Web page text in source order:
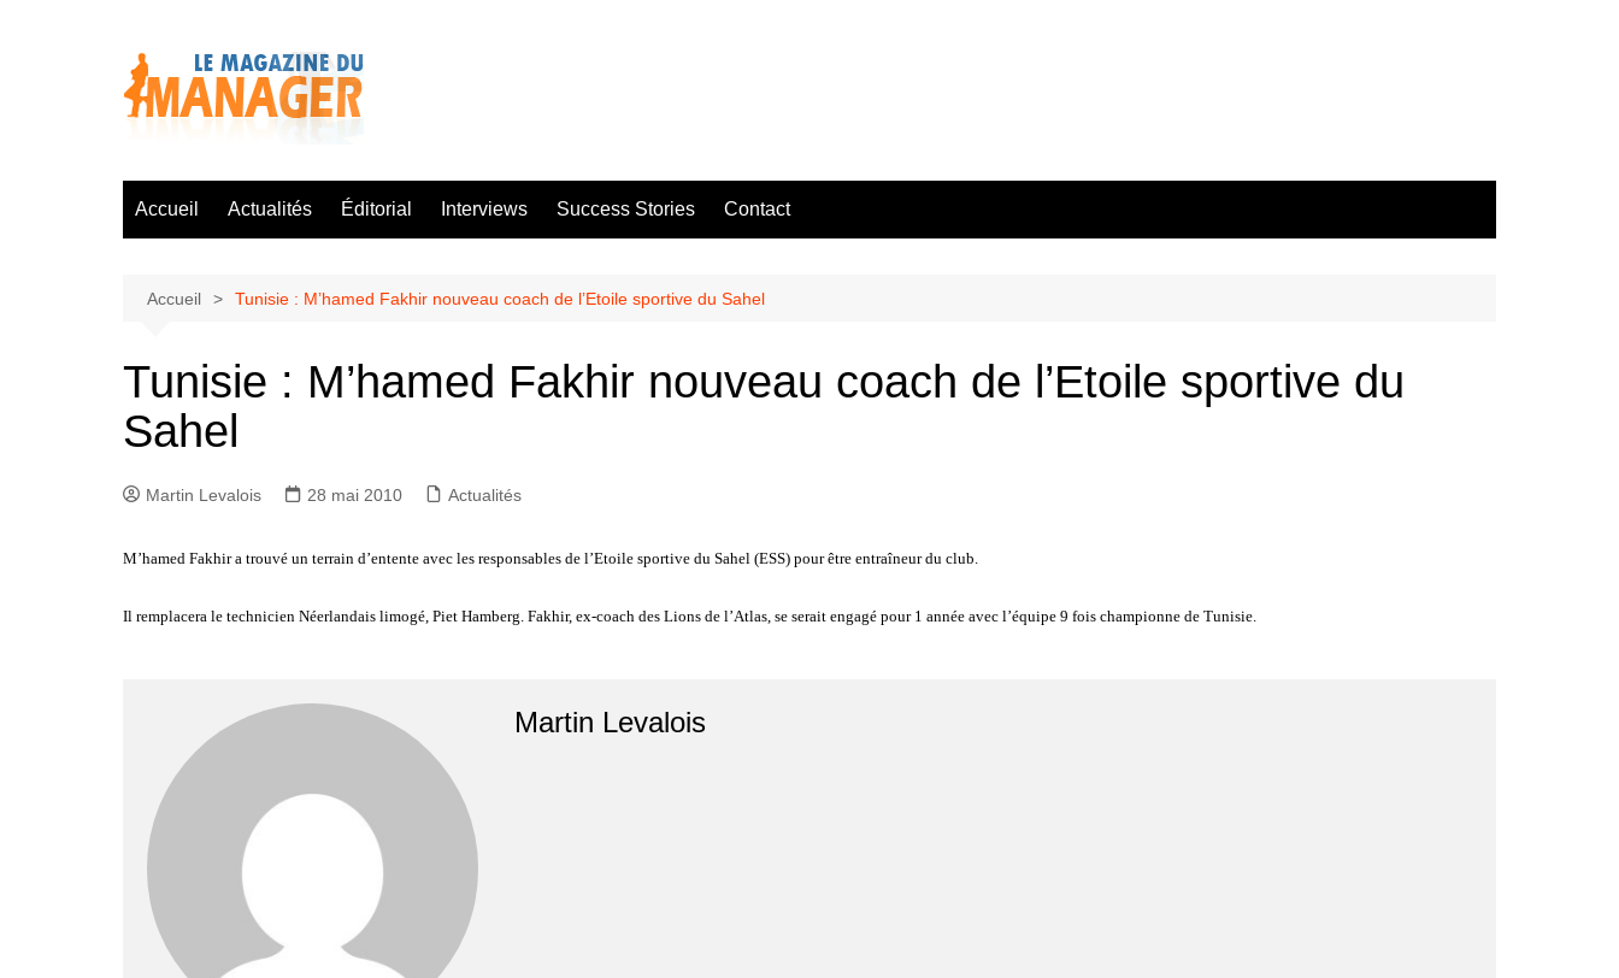
Accueil Actualités Éditorial Interviews Success Stories Contact
Accueil Tunisie : M’hamed Fakhir nouveau coach de l’Etoile sportive du Sahel
Tunisie : M’hamed Fakhir nouveau coach de l’Etoile sportive du
Sahel
Martin Levalois 28 mai 2010 Actualités
M’hamed Fakhir a trouvé un terrain d’entente avec les responsables de l’Etoile sportive du Sahel (ESS) pour être entraîneur du club.
Il remplacera le technicien Néerlandais limogé, Piet Hamberg. Fakhir, ex-coach des Lions de l’Atlas, se serait engagé pour 1 année avec l’équipe 9 fois championne de Tunisie.
Martin Levalois